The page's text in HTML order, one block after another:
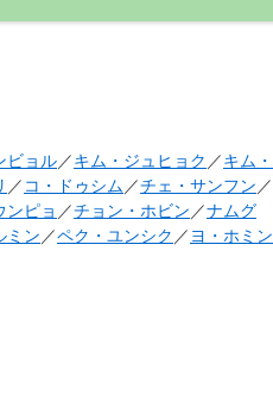
ビョル／キム・ジュヒョク ／キム・
／ コ・ドゥシム ／チェ・サンフン ／
ンピョ ／チョン・ホビン ／ナムグ
ミン ／ペク・ユンシク ／ ヨ・ホミン